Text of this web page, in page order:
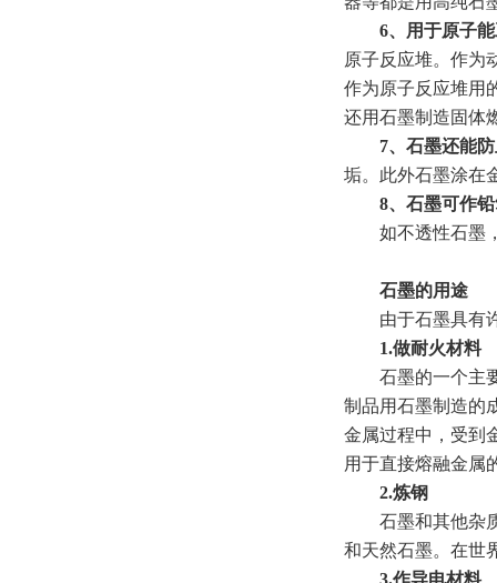
6、用于原子
原子反应堆。作为
作为原子反应堆用
还用石墨制造固体
7、石墨还能
垢。此外石墨涂在
8、石墨可作
如不透性石墨，
石墨的用途
由于石墨具有许
1.做耐火材料
石墨的一个主要
制品用石墨制造的
金属过程中，受到
用于直接熔融金属
2.炼钢
石墨和其他杂质
和天然石墨。在世
3.作导电材料